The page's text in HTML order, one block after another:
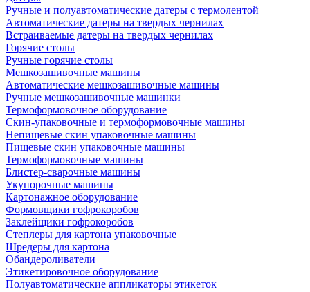
Ручные и полуавтоматические датеры с термолентой
Автоматические датеры на твердых чернилах
Встраиваемые датеры на твердых чернилах
Горячие столы
Ручные горячие столы
Мешкозашивочные машины
Автоматические мешкозашивочные машины
Ручные мешкозашивочные машинки
Термоформовочное оборудование
Скин-упаковочные и термоформовочные машины
Непищевые скин упаковочные машины
Пищевые скин упаковочные машины
Термоформовочные машины
Блистер-сварочные машины
Укупорочные машины
Картонажное оборудование
Формовщики гофрокоробов
Заклейщики гофрокоробов
Степлеры для картона упаковочные
Шредеры для картона
Обандероливатели
Этикетировочное оборудование
Полуавтоматические аппликаторы этикеток